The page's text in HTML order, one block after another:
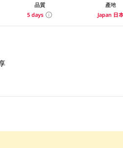
品質
5 days
產地
Japan 日